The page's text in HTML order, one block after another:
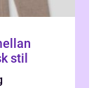
stil